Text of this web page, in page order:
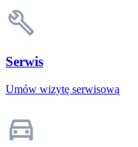
Serwis
Umów wizytę serwisową